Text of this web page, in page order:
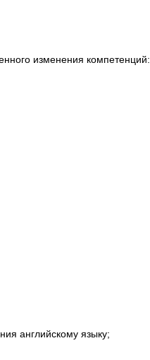
изменения компетенций:
английскому языку;